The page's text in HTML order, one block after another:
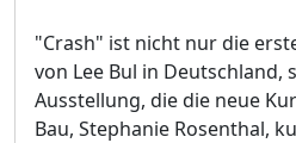
"Crash" ist nicht nur die
von Lee Bul in Deutschland,
Ausstellung, die die neue
Bau, Stephanie Rosenthal,